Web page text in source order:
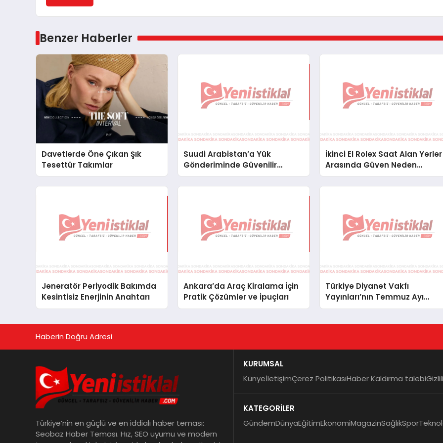
Benzer Haberler
Davetlerde Öne Çıkan Şık
Tesettür Takımlar
Suudi Arabistan’a Yük
Gönderiminde Güvenilir
Lojistik ve Nakliye Çözümleri
İkinci El Rolex Saat Alan Yerler
Arasında Güven Neden
Önemlidir?
Jeneratör Periyodik Bakımda
Kesintisiz Enerjinin Anahtarı
Ankara’da Araç Kiralama İçin
Pratik Çözümler ve İpuçları
Türkiye Diyanet Vakfı
Yayınları’nın Temmuz Ayı
Fırsat Köşesinde Bülent Ata
Haberin Doğru Adresi
Türkiye’nin en güçlü ve en iddialı haber teması:
Seobaz Haber Teması. Hız, SEO uyumu ve modern
KURUMSAL
KünyeİletişimÇerez PolitikasıHaber Kaldırma talebi
KATEGORİLER
GündemDünyaEğitimEkonomiMagazinSağlıkSpor